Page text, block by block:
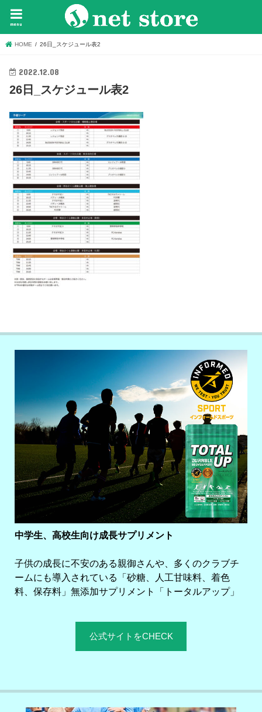
menu
HOME 26日_スケジュール表2
2022.12.08
26日_スケジュール表2
中学生、高校生向け成長サプリメント
子供の成長に不安のある親御さんや、多くのクラブチ
ームにも導入されている「砂糖、人工甘味料、着色
料、保存料」無添加サプリメント「トータルアップ」
公式サイトをCHECK